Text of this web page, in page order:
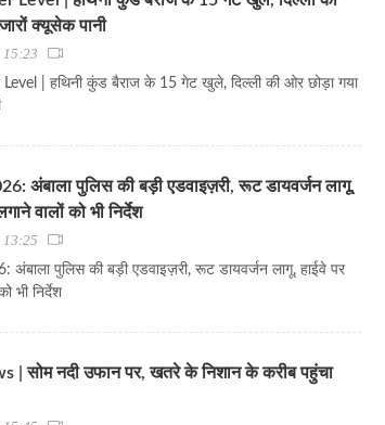
क्यूसेक पानी
15:23
| हथिनी कुंड बैराज के 15 गेट खुले, दिल्ली की ओर छोड़ा गया
अंबाला पुलिस की बड़ी एडवाइज़री, रूट डायवर्जन लागू,
वालों को भी निर्देश
13:25
अंबाला पुलिस की बड़ी एडवाइज़री, रूट डायवर्जन लागू, हाईवे पर
भी निर्देश
| सोम नदी उफान पर, खतरे के निशान के करीब पहुंचा